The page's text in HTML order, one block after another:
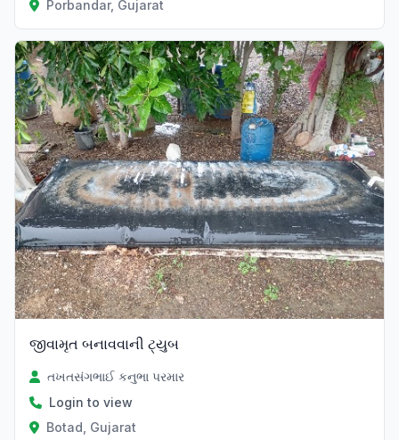
Porbandar, Gujarat
જીવામૃત બનાવવાની ટ્યુબ
તખતસંગભાઈ કનુભા પરમાર
Login to view
Botad, Gujarat